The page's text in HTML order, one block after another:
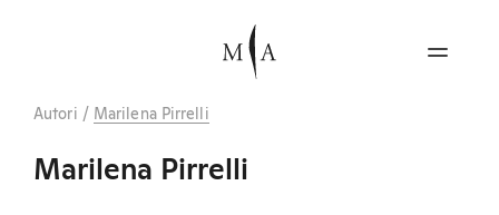
Autori / Marilena Pirrelli
Marilena Pirrelli